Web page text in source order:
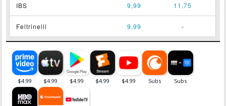
IBS 9,99 11,75
Feltrinelli 9,99 -